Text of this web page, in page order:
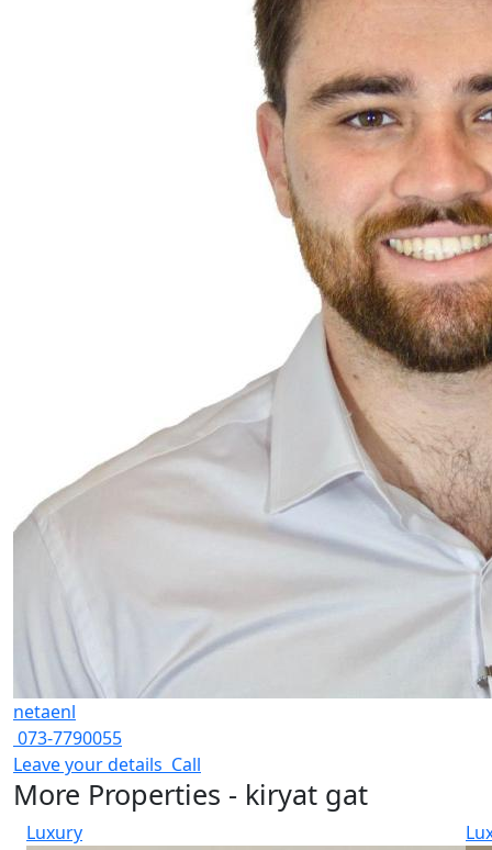
netaenl
073-7790055
Leave your details Call
More Properties - kiryat gat
Luxury